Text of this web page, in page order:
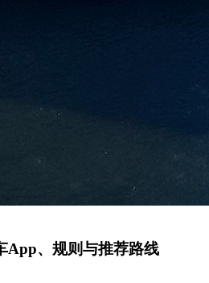
、规则与推荐路线